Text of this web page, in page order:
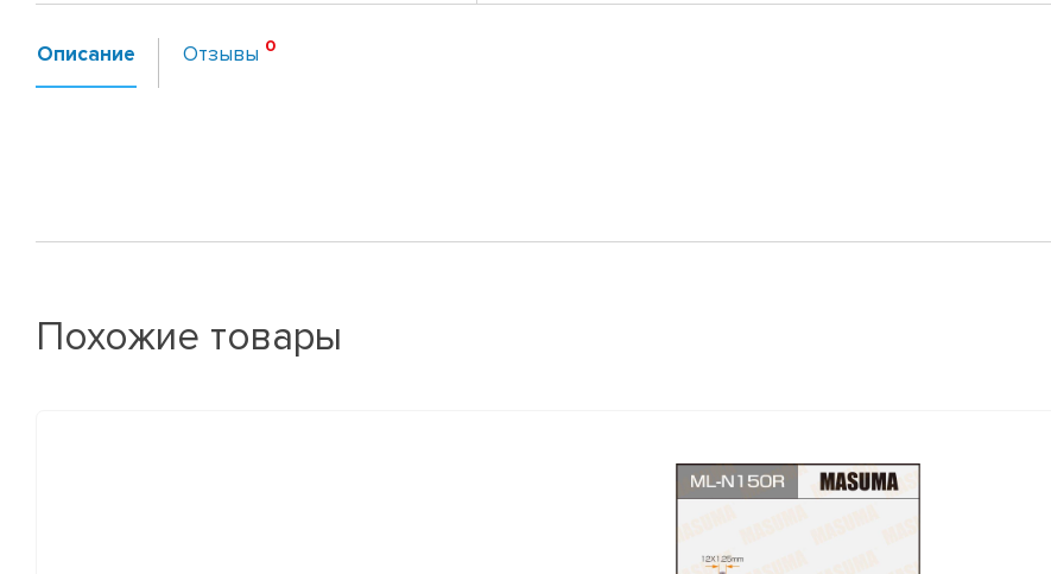
Описание Отзывы
Похожие товары